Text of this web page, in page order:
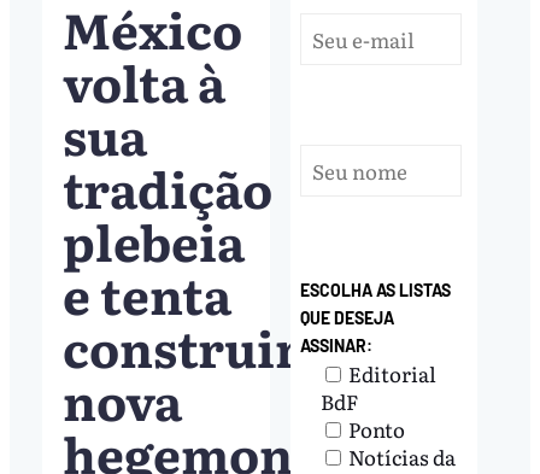
México
volta à
sua
tradição
plebeia
e tenta
construir
nova
hegemonia
ESCOLHA AS LISTAS
QUE DESEJA
ASSINAR:
Editorial
BdF
Ponto
Notícias da